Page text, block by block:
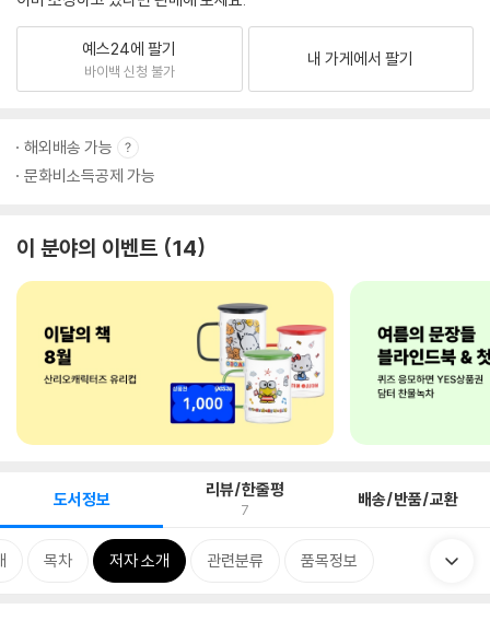
예스24에 팔기
바이백 신청 불가
내 가게에서 팔기
해외배송 가능
문화비소득공제 가능
이 분야의 이벤트 14
도서정보 리뷰/한줄평
7 배송/반품/교환
목차 저자 소개 관련분류 품목정보